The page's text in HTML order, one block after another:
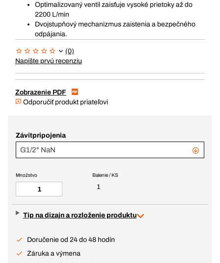
Optimalizovaný ventil zaisťuje vysoké prietoky až do
2200 L/min
Dvojstupňový mechanizmus zaistenia a bezpečného
odpájania.
(0)
Napíšte prvú recenziu
Zobrazenie PDF
Odporučiť produkt priateľovi
Závitpripojenia
G1/2" NaN
Balenie / KS
1
Množstvo
Tip na dizajn a rozloženie produktu
Doručenie od 24 do 48 hodín
Záruka a výmena